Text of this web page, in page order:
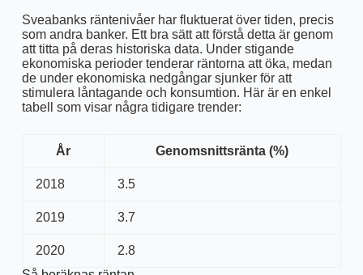
Sveabanks räntenivåer har fluktuerat över tiden, precis
som andra banker. Ett bra sätt att förstå detta är genom
att titta på deras historiska data. Under stigande
ekonomiska perioder tenderar räntorna att öka, medan
de under ekonomiska nedgångar sjunker för att
stimulera låntagande och konsumtion. Här är en enkel
tabell som visar några tidigare trender:
År Genomsnittsränta (%)
2018 3.5
2019 3.7
2020
2.8